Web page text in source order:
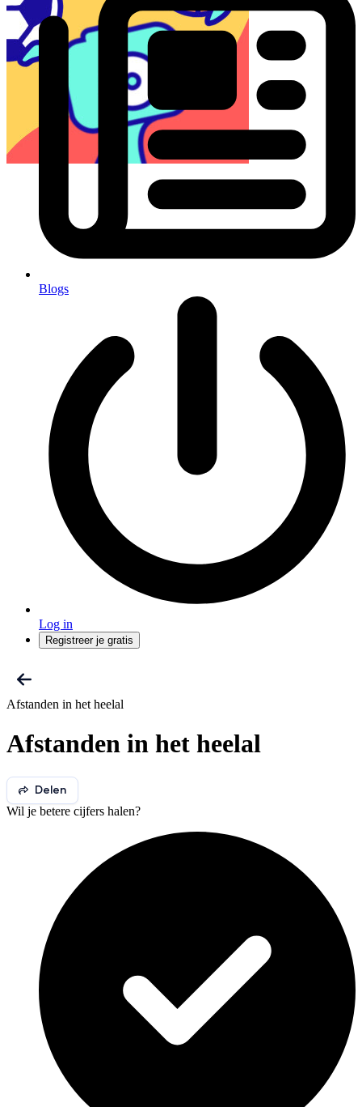
Blogs
Log in
Registreer je gratis
Afstanden in het heelal
Afstanden in het heelal
Delen
Wil je betere cijfers halen?